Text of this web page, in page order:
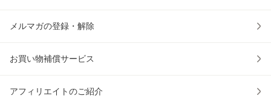
メルマガの登録・解除
お買い物補償サービス
アフィリエイトのご紹介